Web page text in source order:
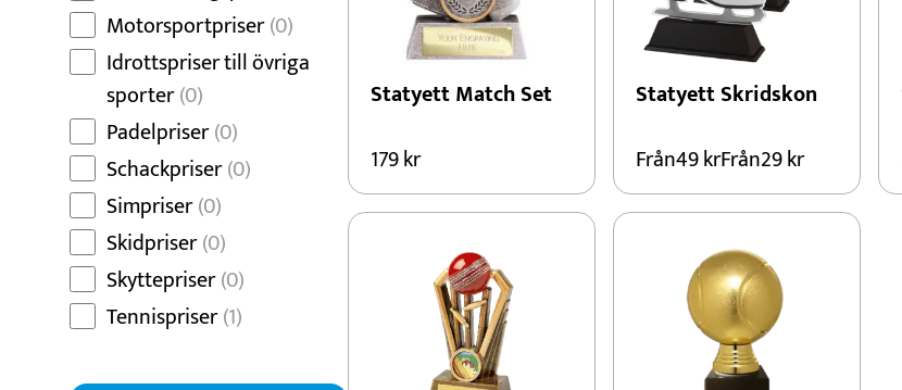
Motorsportpriser(0)
Idrottspriser till övriga
sporter(0)
Padelpriser(0)
Schackpriser(0)
Simpriser(0)
Skidpriser(0)
Skyttepriser(0)
Tennispriser(1)
Statyett Match Set
179kr
Statyett Skridskon
Från49krFrån29kr